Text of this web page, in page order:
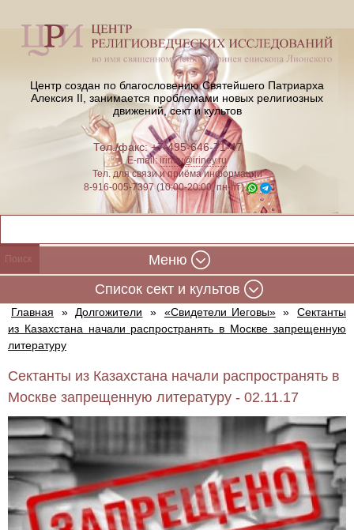
Центр создан по благословению Святейшего Патриарха
Алексия II, занимается проблемами новых религиозных
движений, сект и культов
Тел./факс: +7-495-646-71-47
E-mail:iriney@iriney.ru
Тел. для связи и приёма информации
8-916-005-7397 (10:00-20:00, пн-пт)
Меню
Cписок сект и культов
Главная » Долгожители » «Свидетели Иеговы» »
Сектанты
из Казахстана начали распространять в Москве запрещенную
литературу
Сектанты из Казахстана начали распространять в
Москве запрещенную литературу - 02.11.17